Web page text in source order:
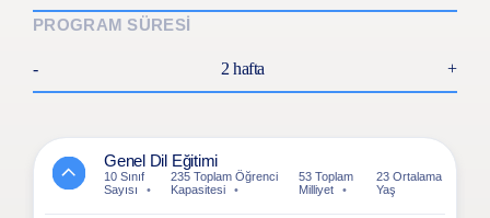
PROGRAM SÜRESİ
- 2 hafta +
Genel Dil Eğitimi
10 Sınıf
Sayısı
235 Toplam Öğrenci
Kapasitesi
53 Toplam
Milliyet
23 Ortalama
Yaş